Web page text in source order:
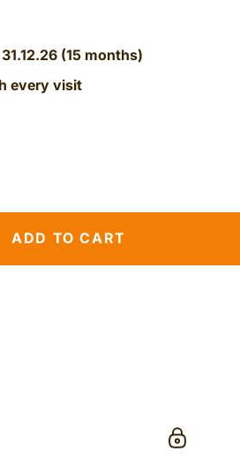
(15 months)
every visit
ADD TO CART